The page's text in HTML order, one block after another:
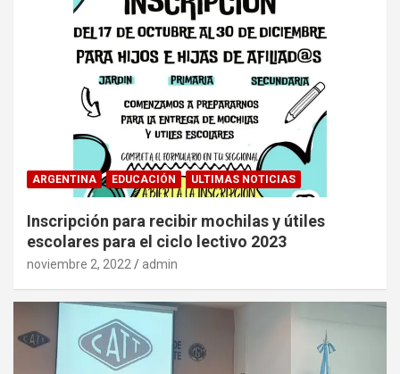
ARGENTINA EDUCACIÓN ULTIMAS NOTICIAS
Inscripción para recibir mochilas y útiles
escolares para el ciclo lectivo 2023
noviembre 2, 2022 admin